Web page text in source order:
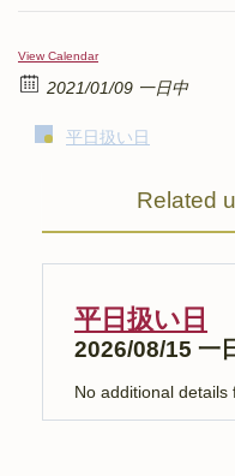
View Calendar
2021/01/09 一日中
平日扱い日
Related
平日扱い日
2026/08/15 一
No additional details